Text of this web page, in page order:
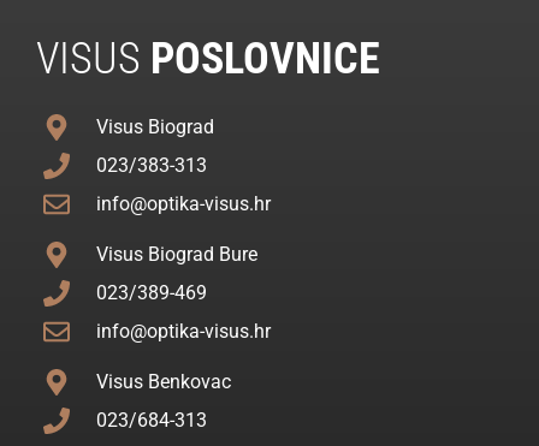
VISUS POSLOVNICE
Visus Biograd
023/383-313
info@optika-visus.hr
Visus Biograd Bure
023/389-469
info@optika-visus.hr
Visus Benkovac
023/684-313